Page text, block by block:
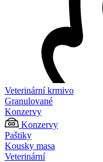
Veterinární krmivo
Granulované
Konzervy
Konzervy
Paštiky
Kousky masa
Veterinární